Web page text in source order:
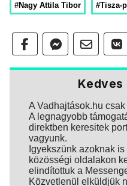
#Nagy Attila Tibor #Tisza-
Kedves
A Vadhajtások.hu
A legnagyobb
direktben keresitek
vagyunk.
Igyekszünk azoknak
közösségi oldalakon
elindítottuk a
Közvetlenül elküldjük